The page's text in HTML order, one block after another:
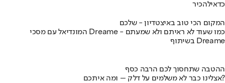
כדאילהכיר
המקום הכי טוב באיצטדיון - שלכם
המונדיאל עם מסכי Dreame - כמו שעוד לא ראיתם ולא שמעתם
בשיתוף Dreame
ההטבה שתחסוך לכם הרבה כסף
אצלינו כבר לא משלמים על דלק – ומה איתכם?